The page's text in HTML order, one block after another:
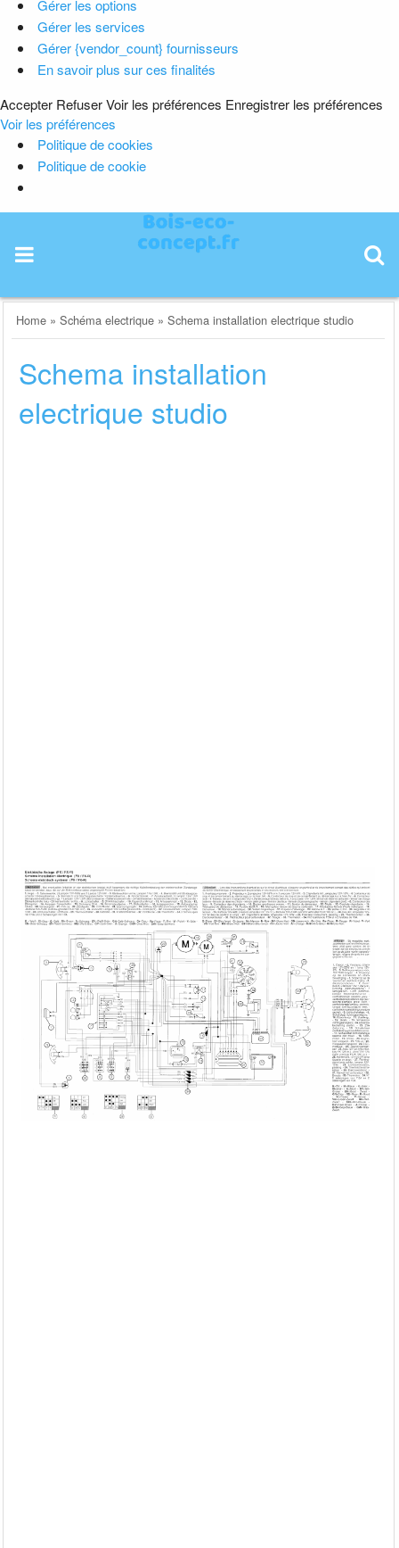
Gérer les options
Gérer les services
Gérer {vendor_count} fournisseurs
En savoir plus sur ces finalités
Accepter RefuserVoir les préférences Enregistrer les préférences
Voir les préférences
Politique de cookies
Politique de cookie
content
Home »Schéma electrique »Schema installation electrique studio
Schema installation
electrique studio